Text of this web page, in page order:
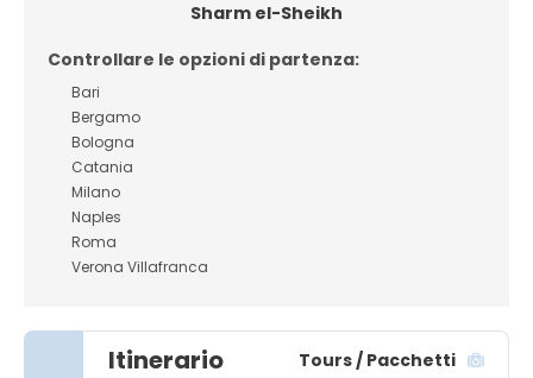
Sharm el-Sheikh
Controllare le opzioni di partenza:
Bari
Bergamo
Bologna
Catania
Milano
Naples
Roma
Verona Villafranca
Itinerario Tours / Pacchetti